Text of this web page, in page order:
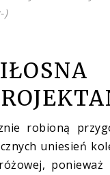
)
robioną
uniesień